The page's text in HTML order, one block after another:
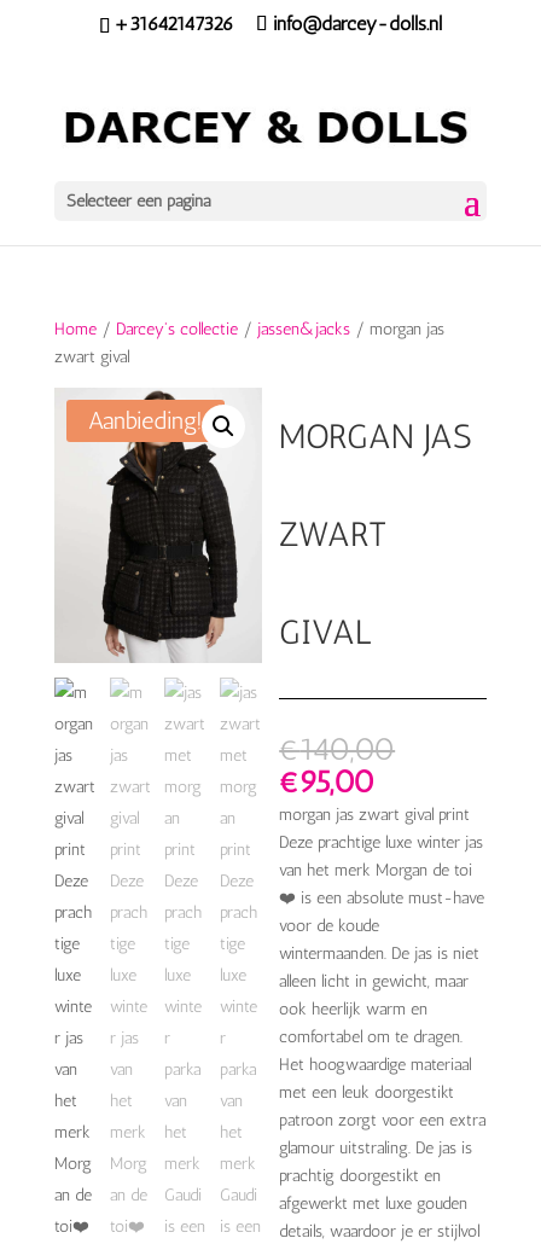
+31642147326 info@darcey-dolls.nl
Selecteer een pagina
Home/ Darcey's collectie/ jassen&jacks/ morgan jas
zwart gival
Aanbieding! MORGAN JAS
ZWART
GIVAL
€140,00
was:
€140,00.
€95,00
prijs
is:
€95,00.
morgan jas zwart gival print
Deze prachtige luxe winter jas
van het merk Morgan de toi
❤️ is een absolute must-have
voor de koude
wintermaanden. De jas is niet
alleen licht in gewicht, maar
ook heerlijk warm en
comfortabel om te dragen.
Het hoogwaardige materiaal
met een leuk doorgestikt
patroon zorgt voor een extra
glamour uitstraling. De jas is
prachtig doorgestikt en
afgewerkt met luxe gouden
details, waardoor je er stijlvol